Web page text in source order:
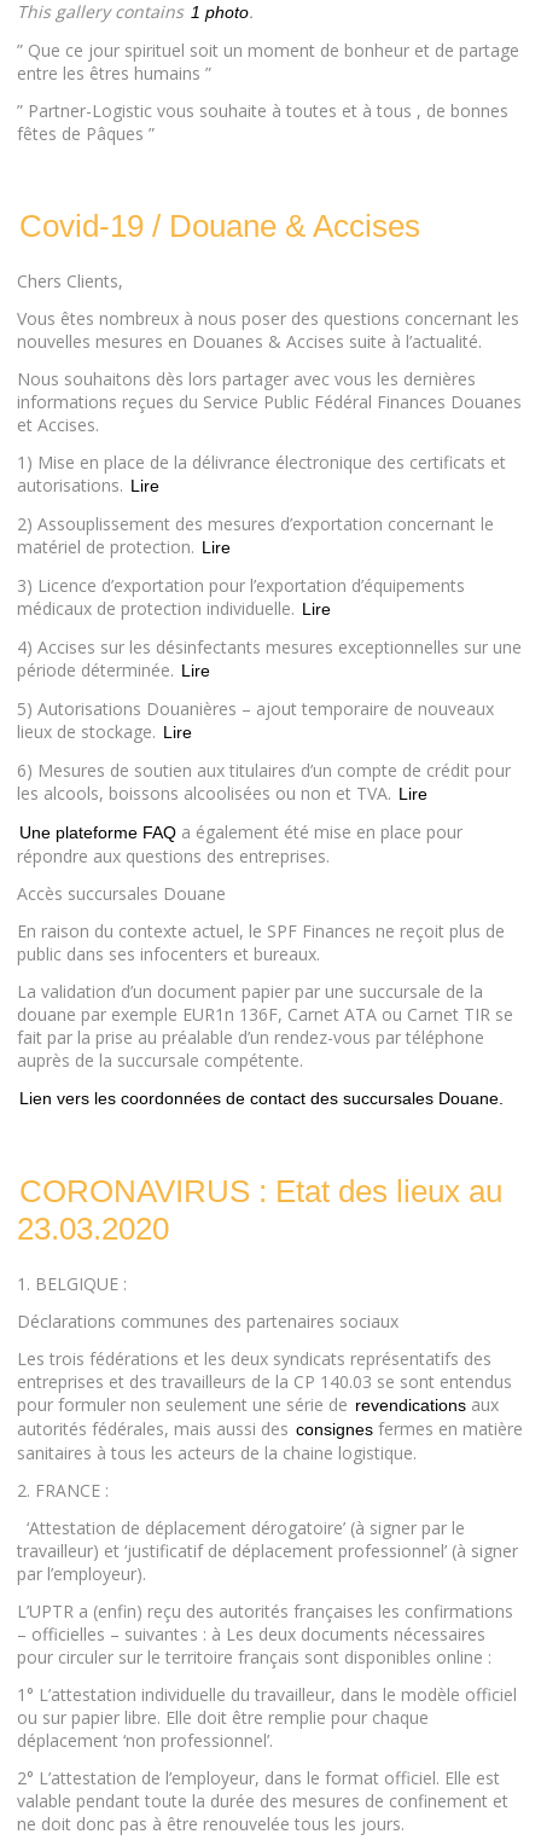
This gallery contains 1 photo.
” Que ce jour spirituel soit un moment de bonheur et de partage
entre les êtres humains ”
” Partner-Logistic vous souhaite à toutes et à tous , de bonnes
fêtes de Pâques ”
Covid-19 / Douane & Accises
Chers Clients,
Vous êtes nombreux à nous poser des questions concernant les
nouvelles mesures en Douanes & Accises suite à l’actualité.
Nous souhaitons dès lors partager avec vous les dernières
informations reçues du Service Public Fédéral Finances Douanes
et Accises.
1) Mise en place de la délivrance électronique des certificats et
autorisations. Lire
2) Assouplissement des mesures d’exportation concernant le
matériel de protection. Lire
3) Licence d’exportation pour l’exportation d’équipements
médicaux de protection individuelle. Lire
4) Accises sur les désinfectants mesures exceptionnelles sur une
période déterminée. Lire
5) Autorisations Douanières – ajout temporaire de nouveaux
lieux de stockage. Lire
6) Mesures de soutien aux titulaires d’un compte de crédit pour
les alcools, boissons alcoolisées ou non et TVA. Lire
Une plateforme FAQ a également été mise en place pour
répondre aux questions des entreprises.
Accès succursales Douane
En raison du contexte actuel, le SPF Finances ne reçoit plus de
public dans ses infocenters et bureaux.
La validation d’un document papier par une succursale de la
douane par exemple EUR1n 136F, Carnet ATA ou Carnet TIR se
fait par la prise au préalable d’un rendez-vous par téléphone
auprès de la succursale compétente.
Lien vers les coordonnées de contact des succursales Douane.
CORONAVIRUS : Etat des lieux au
23.03.2020
1. BELGIQUE :
Déclarations communes des partenaires sociaux
Les trois fédérations et les deux syndicats représentatifs des
entreprises et des travailleurs de la CP 140.03 se sont entendus
pour formuler non seulement une série de revendications aux
autorités fédérales, mais aussi des consignes fermes en matière
sanitaires à tous les acteurs de la chaine logistique.
2. FRANCE :
‘Attestation de déplacement dérogatoire’ (à signer par le
travailleur) et ‘justificatif de déplacement professionnel’ (à signer
par l’employeur).
L’UPTR a (enfin) reçu des autorités françaises les confirmations
– officielles – suivantes : à Les deux documents nécessaires
pour circuler sur le territoire français sont disponibles online :
1° L’attestation individuelle du travailleur, dans le modèle officiel
ou sur papier libre. Elle doit être remplie pour chaque
déplacement ‘non professionnel’.
2° L’attestation de l’employeur, dans le format officiel. Elle est
valable pendant toute la durée des mesures de confinement et
ne doit donc pas à être renouvelée tous les jours.